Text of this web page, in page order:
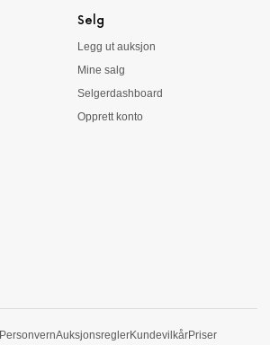
Selg
Legg ut auksjon
Mine salg
Selgerdashboard
Opprett konto
PersonvernAuksjonsreglerKundevilkårPriser